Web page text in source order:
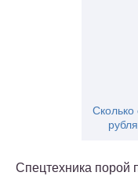
Сколько
Спецтехника порой